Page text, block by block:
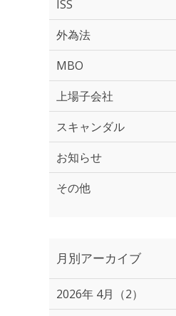
ISS
外為法
MBO
上場子会社
スキャンダル
お知らせ
その他
月別アーカイブ
2026年 4月（2）